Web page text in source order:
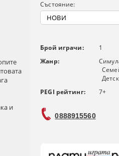
и
Състояние:
Брой играчи:
1
Жанр:
PEGI рейтинг:
7+
0888915560